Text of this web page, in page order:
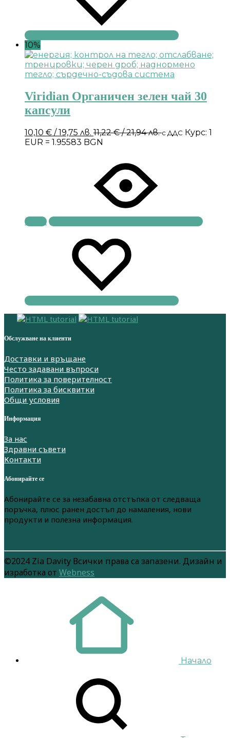
10%
Viridian Органичен зелен чай 30
капсули
10,10 € / 19,75 лв. 11,22€/ 21,94 лв.с ДДС Курс: 1
EUR = 1.95583 BGN
Купи
Обслужване на клиенти
Доставки и връщане
Често задавани въпроси
Политика за поверителност
Политика за бисквитки
Общи условия
Информация
За нас
Здравни съвети
Контакти
Абонирайте се
Абонирайте се за незабавна отстъпка от следваща
поръчка, плюс ранен достъп до намаления, нови
продукти и полезна информация.
©2024 Zia Davity Всички права са запазени. Дизайн и
изработка от Webness
Начало